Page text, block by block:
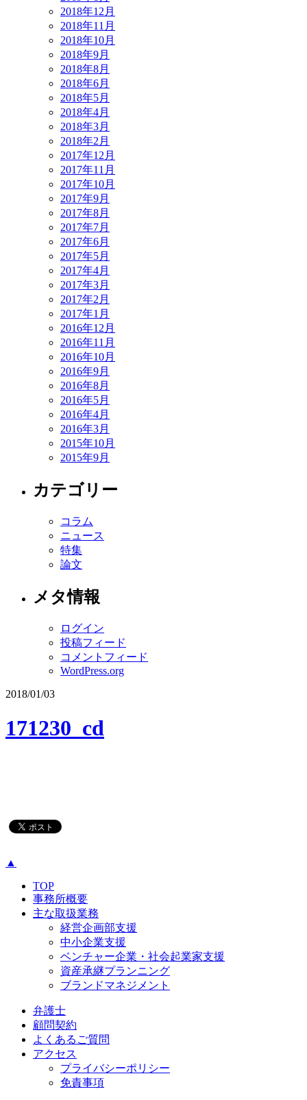
2018年12月
2018年11月
2018年10月
2018年9月
2018年8月
2018年6月
2018年5月
2018年4月
2018年3月
2018年2月
2017年12月
2017年11月
2017年10月
2017年9月
2017年8月
2017年7月
2017年6月
2017年5月
2017年4月
2017年3月
2017年2月
2017年1月
2016年12月
2016年11月
2016年10月
2016年9月
2016年8月
2016年5月
2016年4月
2016年3月
2015年10月
2015年9月
カテゴリー
コラム
ニュース
特集
論文
メタ情報
ログイン
投稿フィード
コメントフィード
WordPress.org
2018/01/03
171230_cd
▲
TOP
事務所概要
主な取扱業務
経営企画部支援
中小企業支援
ベンチャー企業・社会起業家支援
資産承継プランニング
ブランドマネジメント
弁護士
顧問契約
よくあるご質問
アクセス
プライバシーポリシー
免責事項